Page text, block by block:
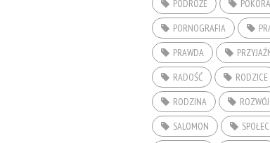
PODRÓŻE
POKORA
PORNOGRAFIA
PRAWDA
RADOŚĆ
RODZICE
RODZINA
ROZWÓJ
SALOMON